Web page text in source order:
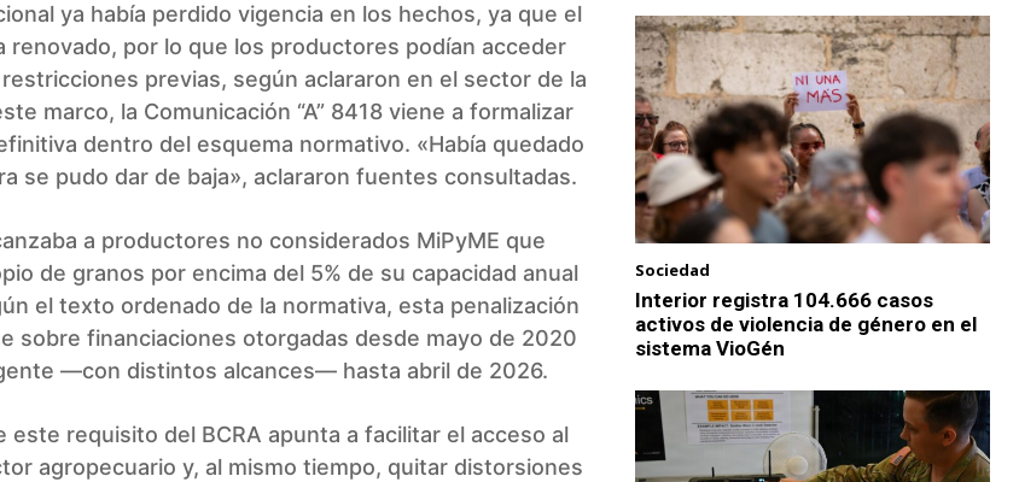
ya había perdido vigencia en los hechos, ya que el
renovado, por lo que los productores podían acceder
previas, según aclararon en el sector de la
marco, la Comunicación “A” 8418 viene a formalizar
dentro del esquema normativo. «Había quedado
se pudo dar de baja», aclararon fuentes consultadas.
a productores no considerados MiPyME que
de granos por encima del 5% de su capacidad anual
el texto ordenado de la normativa, esta penalización
sobre financiaciones otorgadas desde mayo de 2020
—con distintos alcances— hasta abril de 2026.
este requisito del BCRA apunta a facilitar el acceso al
agropecuario y, al mismo tiempo, quitar distorsiones
Sociedad
Interior registra 104.666 casos
activos de violencia de género en el
sistema VioGén